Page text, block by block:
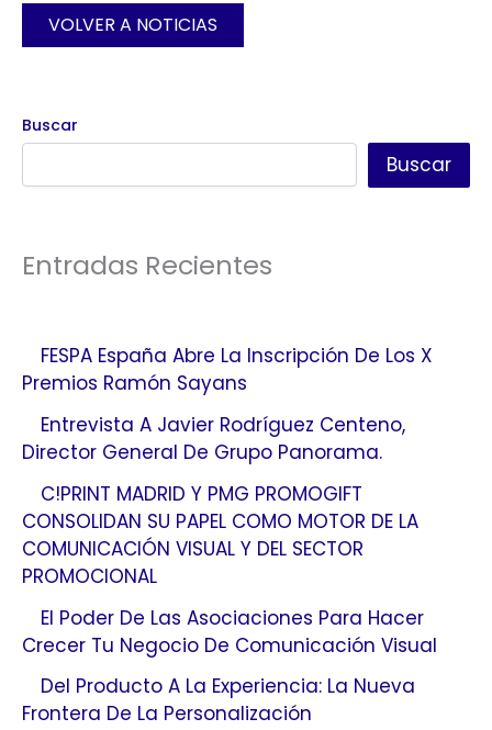
VOLVER A NOTICIAS
Buscar
Buscar
Entradas Recientes
FESPA España Abre La Inscripción De Los X
Premios Ramón Sayans
Entrevista A Javier Rodríguez Centeno,
Director General De Grupo Panorama.
C!PRINT MADRID Y PMG PROMOGIFT
CONSOLIDAN SU PAPEL COMO MOTOR DE LA
COMUNICACIÓN VISUAL Y DEL SECTOR
PROMOCIONAL
El Poder De Las Asociaciones Para Hacer
Crecer Tu Negocio De Comunicación Visual
Del Producto A La Experiencia: La Nueva
Frontera De La Personalización